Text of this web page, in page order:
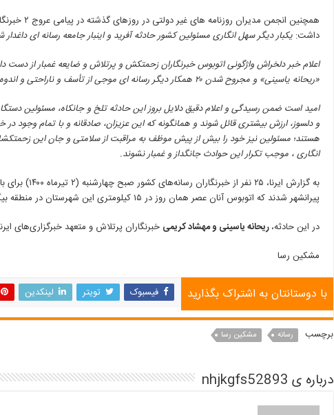
همچنین
داشت: یکبار دیگر سهل انگاری مسئولین کشور حادثه آفرید و اینبار جامعه رسانه ای
اعلام خبر دلخراش واژگونی اتوبوس خبرنگاران زحمتکش و پرتلاش و ضایعه غمبار از
«ریحانه یاسینی» و مجروح شدن ٢٠ همکار دیگر رسانه ای موجی از تأسف و ناراحتی و اندوه را در کشور ایجاد کرد.
امید است ضمن رسیدگی و اعلام دقیق دلایل بروز این حادثه تلخ و جانکاه، مسئولین
و دلسوز، ارزش بیشتری قائل شوند و همانگونه که این عزیزان، صادقانه و با تمام وجود
هستند؛ مسئولین نیز خود را بیش از پیش موظف به مراقبت از سلامتی و جان این
انگاری ، موجب تکرار این حوادث جانگداز و غمبار نشوند.
به گزارش ایرنا،
پیرانشهر شدند که اتوبوس آنان عصر همان روز در ۱۵ کیلومتری این شهرستان در منطقه بیگم قلعه پیرانشهر دچار حادثه شد.
در این حادثه،ریحانه یاسینی و مهشاد کریمی خبرنگاران پرتلاش و متعهد خبرگزاری‌های
مشکین رسا
با دوستانتان به اشتراک بگذارید فیسبوک تویتر لینکدین
برچسب رسانه مشکین رسا
درباره ی nhjkgfs52893